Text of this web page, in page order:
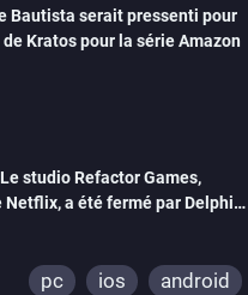
Bautista serait pressenti pour
Kratos pour la série Amazon
studio Refactor Games,
Netflix, a été fermé par Delphi
pc ios android